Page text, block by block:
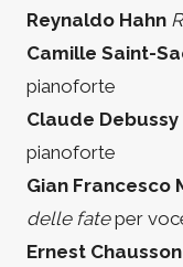
Reynaldo Hahn
Camille Saint-
pianoforte
Claude Debussy
pianoforte
Gian Francesco
delle fateper
Ernest Chausson